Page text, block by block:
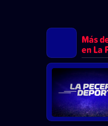
Más
en La